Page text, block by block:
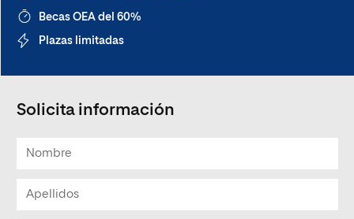
Becas OEA del 60%
Plazas limitadas
Solicita información